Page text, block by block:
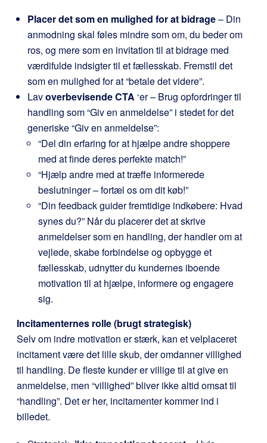
Placer det som en mulighed for at bidrage– Din
anmodning skal føles mindre som om, du beder om
ros, og mere som en invitation til at bidrage med
værdifulde indsigter til et fællesskab. Fremstil det
som en mulighed for at “betale det videre”.
Lavoverbevisende CTA ‘er – Brug opfordringer til
handling som “Giv en anmeldelse” i stedet for det
generiske “Giv en anmeldelse”:
“Del din erfaring for at hjælpe andre shoppere
med at finde deres perfekte match!”
“Hjælp andre med at træffe informerede
beslutninger – fortæl os om dit køb!”
“Din feedback guider fremtidige indkøbere: Hvad
synes du?” Når du placerer det at skrive
anmeldelser som en handling, der handler om at
vejlede, skabe forbindelse og opbygge et
fællesskab, udnytter du kundernes iboende
motivation til at hjælpe, informere og engagere
sig.
Incitamenternes rolle (brugt strategisk)
Selv om indre motivation er stærk, kan et velplaceret
incitament være det lille skub, der omdanner villighed
til handling. De fleste kunder er villige til at give en
anmeldelse, men “villighed” bliver ikke altid omsat til
“handling”. Det er her, incitamenter kommer ind i
billedet.